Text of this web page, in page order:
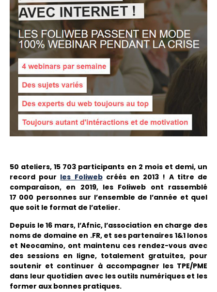
50 ateliers, 15 703 participants en 2 mois et demi, un
record pour les Foliwebcréés en 2013 ! A titre de
comparaison, en 2019, les Foliweb ont rassemblé
17 000 personnes sur l’ensemble de l’année et quel
que soit le format de l’atelier.
Depuis le 16 mars, l’Afnic, l’association en charge des
noms de domaine en .FR, et ses partenaires 1&1 Ionos
et Neocamino, ont maintenu ces rendez-vous avec
des sessions en ligne, totalement gratuites, pour
soutenir et continuer à accompagner les TPE/PME
dans leur quotidien avec les outils numériques et les
former aux bonnes pratiques.